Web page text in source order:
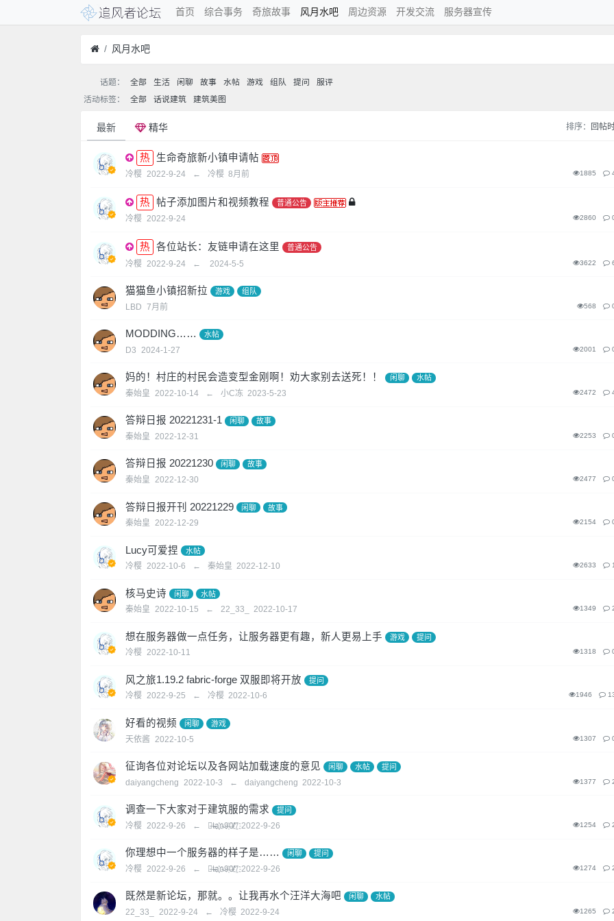
首页 综合事务 奇旅故事 风月水吧 周边资源 开发交流 服务器宣传
风月水吧
话题： 全部 生活 闲聊 故事 水帖 游戏 组队 提问
服评
活动标签：
全部 话说建筑 建筑美图
最新 精华 排序： 回帖
生命奇旅新小镇申请帖
冷樱 2022-9-24 ← 冷樱 8月前 1885
帖子添加图片和视频教程 普通公告
冷樱 2022-9-24 2860
各位站长：友链申请在这里 普通公告
冷樱 2022-9-24 ← 2024-5-5 3622
猫猫鱼小镇招新拉 游戏 组队
LBD 7月前 568
MODDING…… 水帖
D3 2024-1-27 2001
妈的！村庄的村民会造变型金刚啊！劝大家别去送死！！ 闲聊 水帖
秦始皇 2022-10-14 ← 小C冻 2023-5-23 2472
答辩日报 20221231-1 闲聊 故事
秦始皇 2022-12-31 2253
答辩日报 20221230 闲聊 故事
秦始皇 2022-12-30 2477
答辩日报开刊 20221229 闲聊 故事
秦始皇 2022-12-29 2154
Lucy可爱捏 水帖
冷樱 2022-10-6 ← 秦始皇 2022-12-10 2633 1
核马史诗 闲聊 水帖
秦始皇 2022-10-15 ← 22_33_ 2022-10-17 1349
想在服务器做一点任务，让服务器更有趣，新人更易上手 游戏 提问
冷樱 2022-10-11 1318
风之旅1.19.2 fabric-forge 双服即将开放 提问
冷樱 2022-9-25 ← 冷樱 2022-10-6 1946
好看的视频 闲聊 游戏
天依酱 2022-10-5 1307
征询各位对论坛以及各网站加载速度的意见 闲聊 水帖 提问
daiyangcheng 2022-10-3 ← daiyangcheng 2022-10-3 1377
调查一下大家对于建筑服的需求 提问
冷樱 2022-9-26 ← 屑̶t̵a҉҉n̴9̶҉0̸̸°҈̸ 2022-9-26 1254
你理想中一个服务器的样子是…… 闲聊 提问
冷樱 2022-9-26 ← 屑̶t̵a҉҉n̴9̶҉0̸̸°҈̸ 2022-9-26 1274
既然是新论坛，那就。。让我再水个汪洋大海吧 闲聊 水帖
22_33_ 2022-9-24 ← 冷樱 2022-9-24 1265